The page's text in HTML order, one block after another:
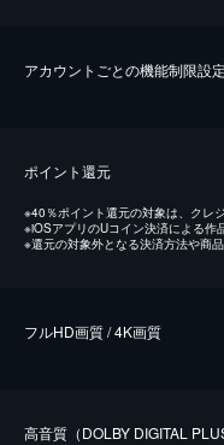
アカウントごとの機能制限設定
ポイント還元
※40％ポイント還元の対象は、クレ
※iOSアプリのUコイン決済による作
※還元の対象外となる決済方法や商
フルHD画質 / 4K画質
⾼⾳質（DOLBY DIGITAL